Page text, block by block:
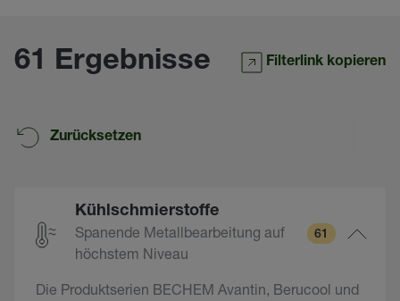
61 Ergebnisse Filterlink kopieren
Zurücksetzen
Kühlschmierstoffe
Spanende Metallbearbeitung auf
höchstem Niveau
61
Die Produktserien BECHEM Avantin, Berucool und